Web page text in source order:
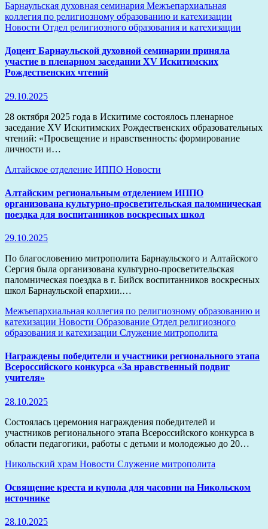
Барнаульская духовная семинария Межъепархиальная
коллегия по религиозному образованию и катехизации
Новости Отдел религиозного образования и катехизации
Доцент Барнаульской духовной семинарии приняла
участие в пленарном заседании ХV Искитимских
Рождественских чтений
29.10.2025
28 октября 2025 года в Искитиме состоялось пленарное
заседание ХV Искитимских Рождественских образовательных
чтений: «Просвещение и нравственность: формирование
личности и…
Алтайское отделение ИППО Новости
Алтайским региональным отделением ИППО
организована культурно-просветительская паломническая
поездка для воспитанников воскресных школ
29.10.2025
По благословению митрополита Барнаульского и Алтайского
Сергия была организована культурно-просветительская
паломническая поездка в г. Бийск воспитанников воскресных
школ Барнаульской епархии.…
Межъепархиальная коллегия по религиозному образованию и
катехизации Новости Образование Отдел религиозного
образования и катехизации Служение митрополита
Награждены победители и участники регионального этапа
Всероссийского конкурса «За нравственный подвиг
учителя»
28.10.2025
Состоялась церемония награждения победителей и
участников регионального этапа Всероссийского конкурса в
области педагогики, работы с детьми и молодежью до 20…
Никольский храм Новости Служение митрополита
Освящение креста и купола для часовни на Никольском
источнике
28.10.2025